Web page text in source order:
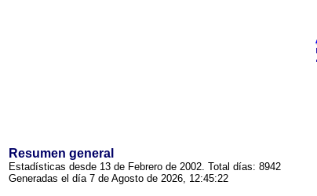
Resumen general
Estadísticas desde 13 de Febrero de 2002. Total días: 8942
Generadas el día 7 de Agosto de 2026, 12:45:22